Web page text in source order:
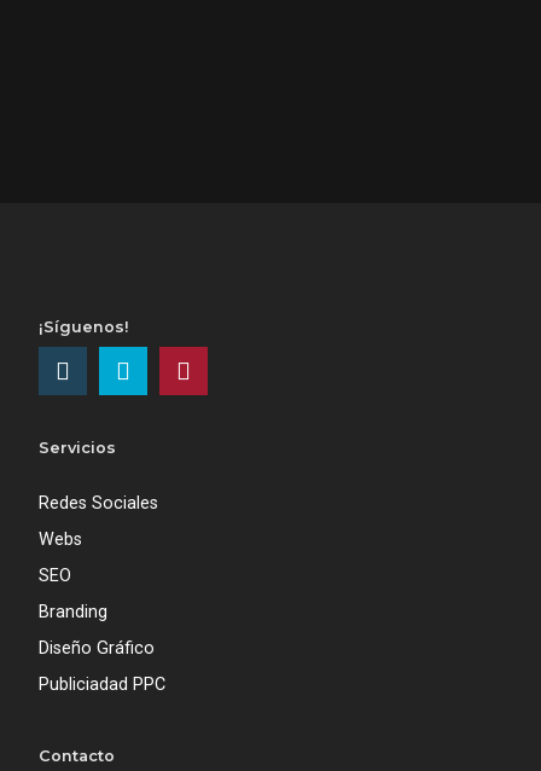
¡Síguenos!
Servicios
Redes Sociales
Webs
SEO
Branding
Diseño Gráfico
Publiciadad PPC
Contacto